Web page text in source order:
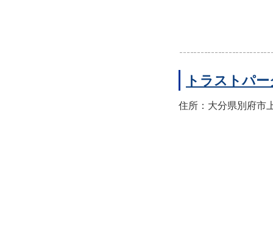
トラストパ
住所：大分県別府市